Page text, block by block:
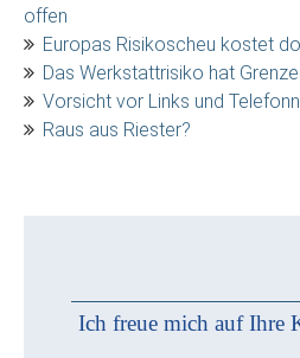
offen
Europas Risikoscheu kostet
Das Werkstattrisiko hat
Vorsicht vor Links und
Raus aus Riester?
Ich freue mich auf Ihre